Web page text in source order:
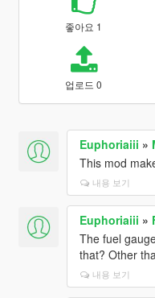
좋아요 1
업로드 0
Euphoriaiii »
This mod
내용 보기
Euphoriaiii »
The fuel
that? Other
내용 보기